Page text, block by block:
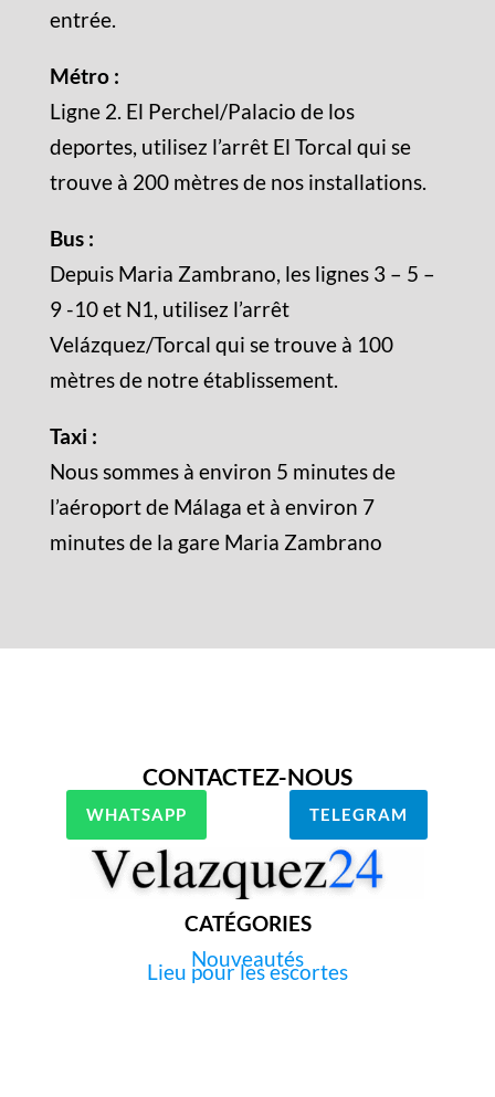
entrée.
Métro :
Ligne 2. El Perchel/Palacio de los
deportes, utilisez l’arrêt El Torcal qui se
trouve à 200 mètres de nos installations.
Bus :
Depuis Maria Zambrano, les lignes 3 – 5 –
9 -10 et N1, utilisez l’arrêt
Velázquez/Torcal qui se trouve à 100
mètres de notre établissement.
Taxi :
Nous sommes à environ 5 minutes de
l’aéroport de Málaga et à environ 7
minutes de la gare Maria Zambrano
CONTACTEZ-NOUS
WHATSAPP TELEGRAM
CATÉGORIES
Nouveautés
Lieu pour les escortes